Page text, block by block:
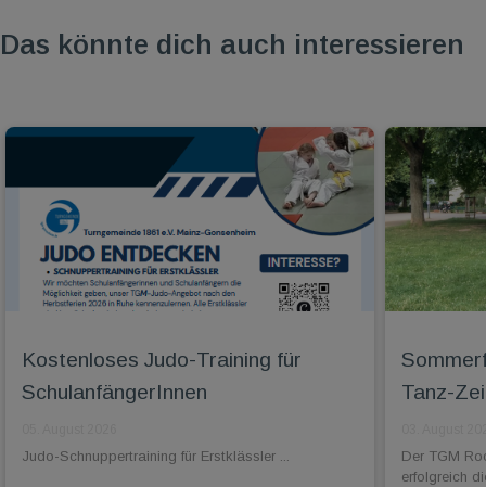
Das könnte dich auch interessieren
Kostenloses Judo-Training für
SchulanfängerInnen
Judo-Schnuppertraining für Erstklässler ...
Tanz-
Der TGM
erfolgreich